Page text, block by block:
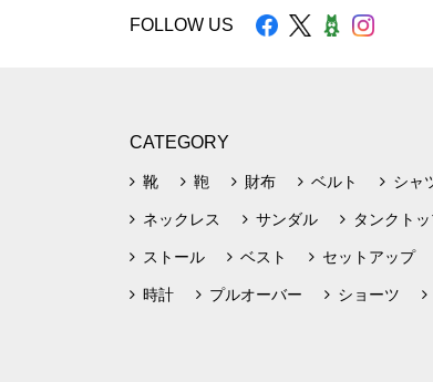
FOLLOW US
CATEGORY
靴 鞄 財布 ベルト シャ
ネックレス サンダル タンクト
ストール ベスト セットアップ
時計 プルオーバー ショーツ